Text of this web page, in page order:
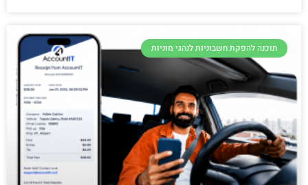
תוכנה להפקת חשבוניות לנהגי מוניות